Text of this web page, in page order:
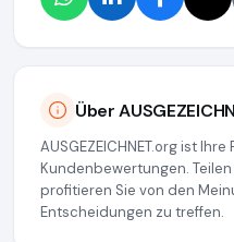
Über
AUSGEZEICHNET.org ist
Kundenbewertungen.
profitieren Sie von den
Entscheidungen zu treffen.